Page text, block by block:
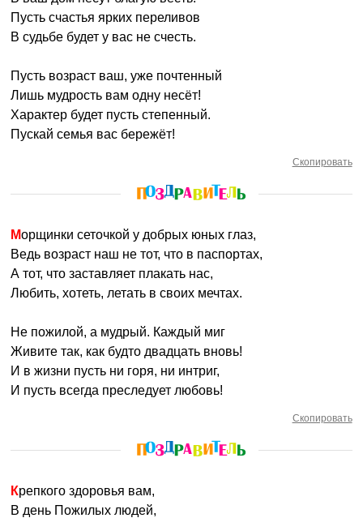
Пусть счастья ярких переливов
В судьбе будет у вас не счесть.
Пусть возраст ваш, уже почтенный
Лишь мудрость вам одну несёт!
Характер будет пусть степенный.
Пускай семья вас бережёт!
Скопировать
Морщинки сеточкой у добрых юных глаз,
Ведь возраст наш не тот, что в паспортах,
А тот, что заставляет плакать нас,
Любить, хотеть, летать в своих мечтах.
Не пожилой, а мудрый. Каждый миг
Живите так, как будто двадцать вновь!
И в жизни пусть ни горя, ни интриг,
И пусть всегда преследует любовь!
Скопировать
Крепкого здоровья вам,
В день Пожилых людей,